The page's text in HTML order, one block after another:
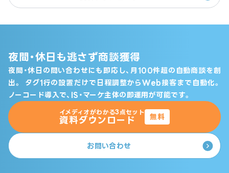
夜間・休日も逃さず商談獲得
夜間・休日の問い合わせにも即応し、月100件超の自動商談を創
出。
タグ1行の設置だけで日程調整からWeb接客まで自動化。
ノーコード導入で、IS・マーケ主体の即運用が可能です。
イメディオがわかる3点セット
資料ダウンロード 無料
お問い合わせ